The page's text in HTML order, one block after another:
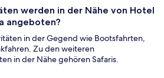
werden in der Nähe von Hotel
angeboten?
in der Gegend wie Bootsfahrten,
Zu den weiteren
in der Nähe gehören Safaris.